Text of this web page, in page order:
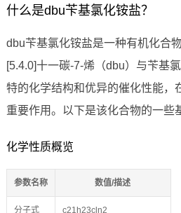
什么是dbu苄基氯化铵盐？
dbu苄基氯化铵盐是一种有机化合
[5.4.0]十一碳-7-烯（dbu）与苄基
特的化学结构和优异的催化性能，
重要作用。以下是该化合物的一些
化学性质概览
参数名称 数值/描述
分子式 c21h23cln2